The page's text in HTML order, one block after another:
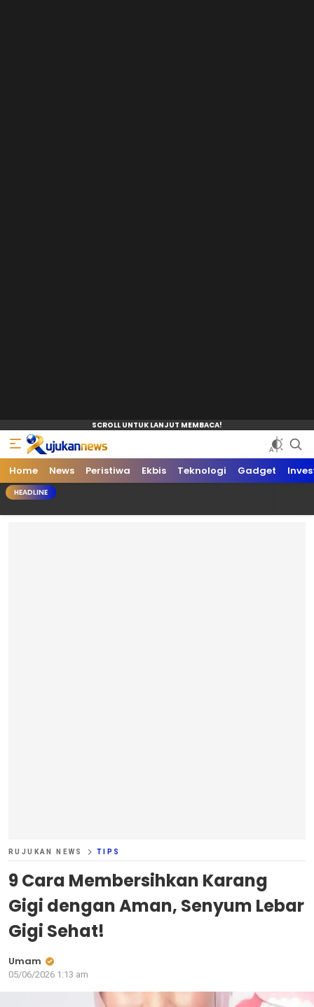
Home News Peristiwa Ekbis Teknologi Gadget
HEADLINE
RUJUKAN NEWS TIPS
9 Cara Membersihkan Karang
Gigi dengan Aman, Senyum Lebar
Gigi Sehat!
Umam
05/06/2026 1:13 am